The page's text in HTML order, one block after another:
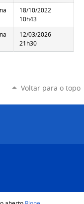
18/10/2022
10h43
12/03/2026
21h30
Voltar para o topo